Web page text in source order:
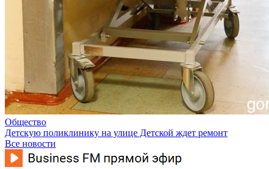
Общество
Детскую поликлинику на улице Детской ждет ремонт
Все новости